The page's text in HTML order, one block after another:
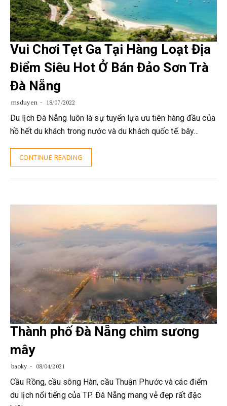
Vui Chơi Tẹt Ga Tại Hàng Loạt Địa
Điểm Siêu Hot Ở Bán Đảo Sơn Trà
Đà Nẵng
msduyen 18/07/2022
Du lịch Đà Nẵng luôn là sự tuyển lựa ưu tiên hàng đầu của
hồ hết du khách trong nước và du khách quốc tế. bây…
CONTINUE READING
Thành phố Đà Nẵng chìm sương
mây
baoky 08/04/2021
Cầu Rồng, cầu sông Hàn, cầu Thuận Phước và các điểm
du lịch nổi tiếng của TP. Đà Nẵng mang vẻ đẹp rất đặc